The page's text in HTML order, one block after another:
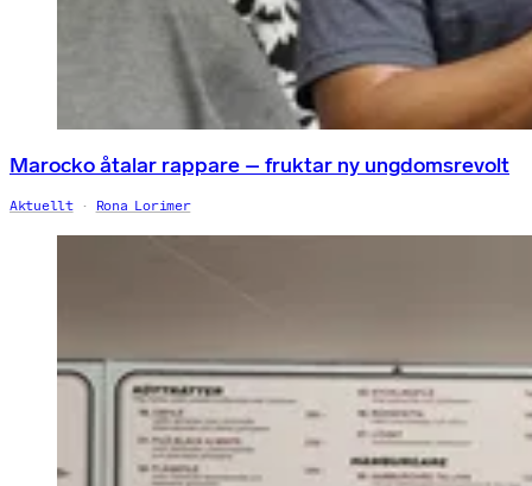
Marocko åtalar rappare – fruktar ny ungdomsrevolt
Aktuellt Rona Lorimer